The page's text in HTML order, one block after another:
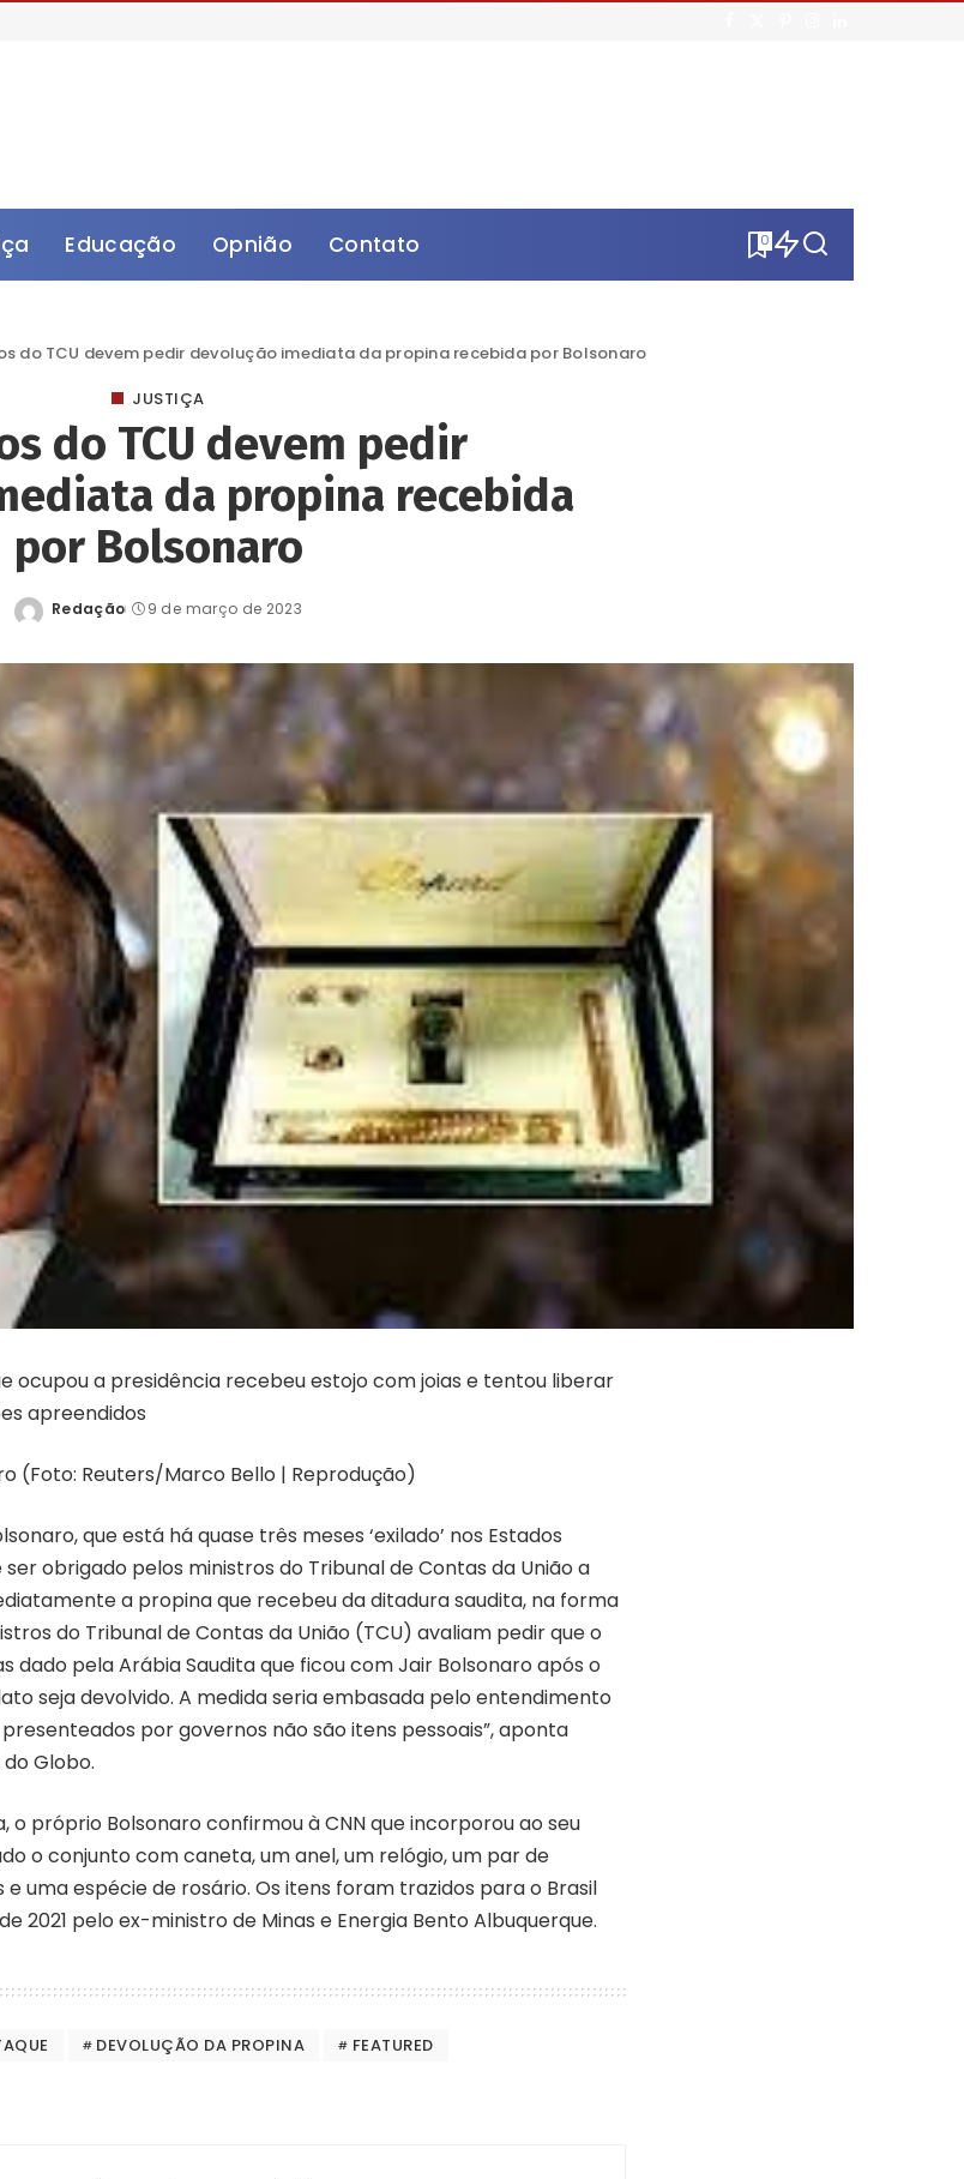
Educação Opnião Contato 0
do TCU devem pedir devolução imediata da propina recebida por Bolsonaro
JUSTIÇA
do TCU devem pedir
da propina recebida
por Bolsonaro
Posted
Redação 9 de março de 2023
ocupou a presidência recebeu estojo com joias e tentou liberar
apreendidos
(Foto: Reuters/Marco Bello | Reprodução)
que está há quase três meses ‘exilado’ nos Estados
ser obrigado pelos ministros do Tribunal de Contas da União a
a propina que recebeu da ditadura saudita, na forma
do Tribunal de Contas da União (TCU) avaliam pedir que o
dado pela Arábia Saudita que ficou com Jair Bolsonaro após o
seja devolvido. A medida seria embasada pelo entendimento
por governos não são itens pessoais”, aponta
Globo.
o próprio Bolsonaro confirmou à CNN que incorporou ao seu
o conjunto com caneta, um anel, um relógio, um par de
uma espécie de rosário. Os itens foram trazidos para o Brasil
2021 pelo ex-ministro de Minas e Energia Bento Albuquerque.
DEVOLUÇÃO DA PROPINA
FEATURED